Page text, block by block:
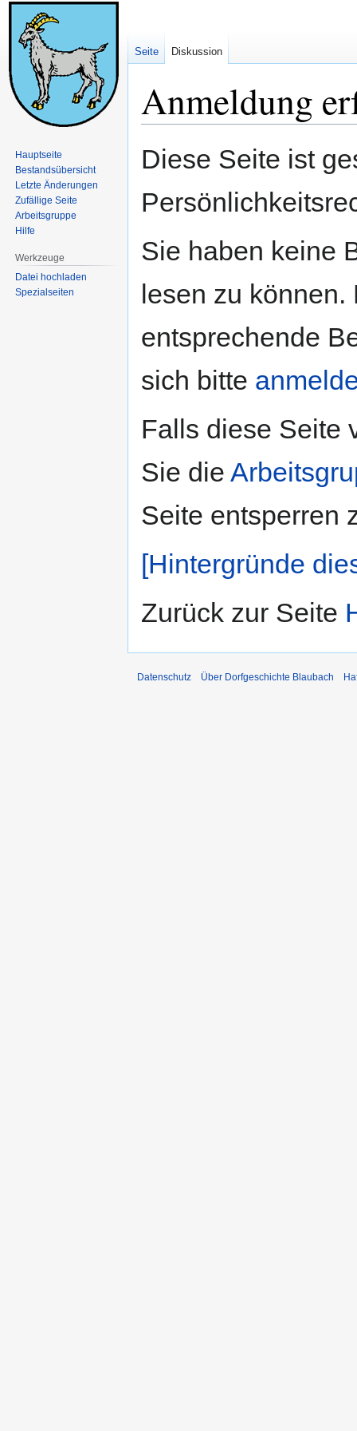
Anmeldung
Navigation
Suche
Diese Seite ist
Sie haben keine
lesen zu
entsprechende
sich bitte
Falls diese Seite
Sie die
Seite entsperren
[Hintergründe
Zurück zur Seite
Seite Diskussion
Hauptseite
Bestandsübersicht
Letzte Änderungen
Zufällige Seite
Arbeitsgruppe
Hilfe
Werkzeuge
Datei hochladen
Spezialseiten
Datenschutz Über Dorfgeschichte Blaubach